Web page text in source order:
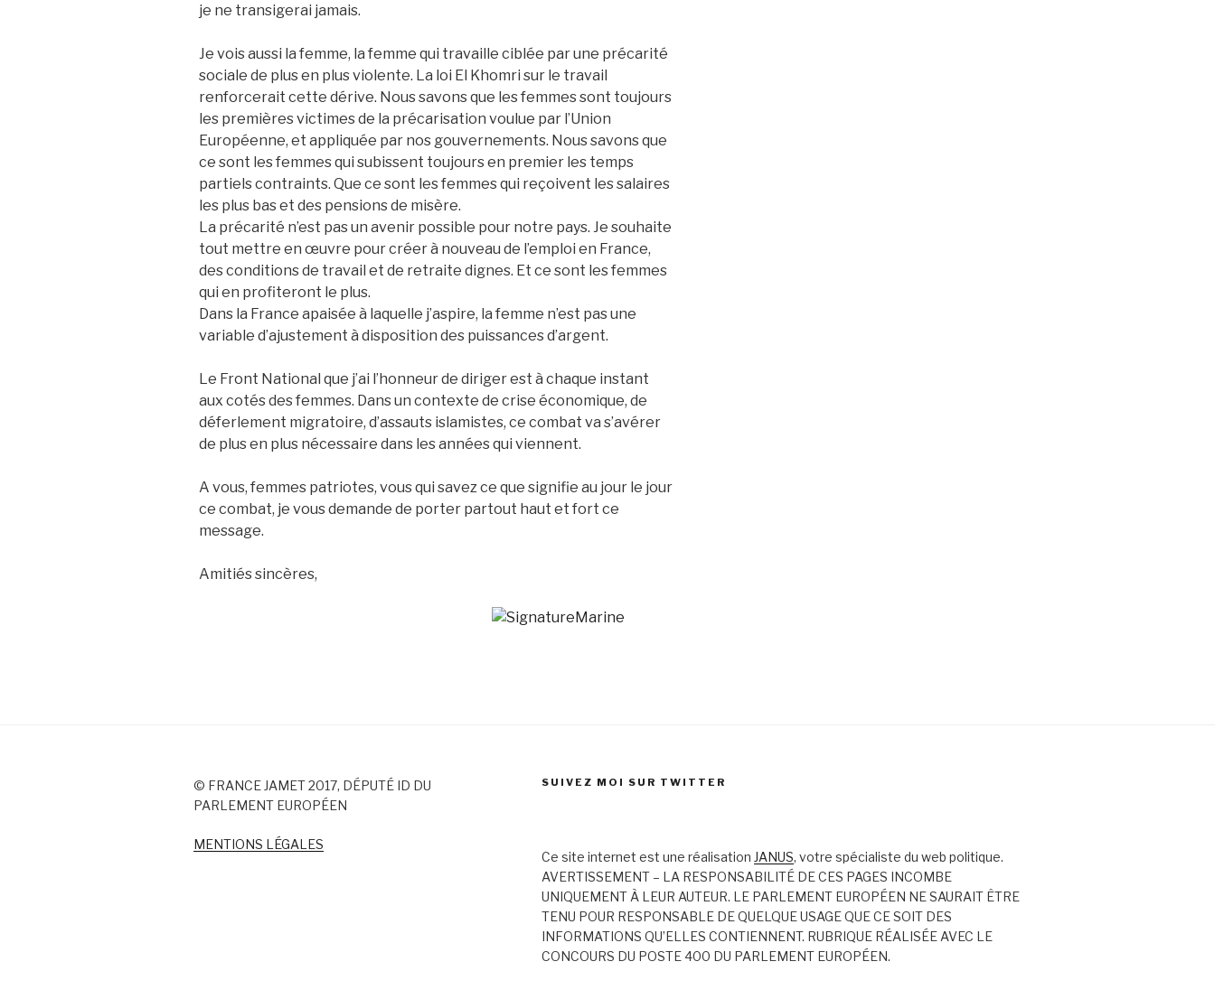
je ne transigerai jamais.
Je vois aussi la femme, la femme qui travaille ciblée par une précarité
sociale de plus en plus violente. La loi El Khomri sur le travail
renforcerait cette dérive. Nous savons que les femmes sont toujours
les premières victimes de la précarisation voulue par l’Union
Européenne, et appliquée par nos gouvernements. Nous savons que
ce sont les femmes qui subissent toujours en premier les temps
partiels contraints. Que ce sont les femmes qui reçoivent les salaires
les plus bas et des pensions de misère.
La précarité n’est pas un avenir possible pour notre pays. Je souhaite
tout mettre en œuvre pour créer à nouveau de l’emploi en France,
des conditions de travail et de retraite dignes. Et ce sont les femmes
qui en profiteront le plus.
Dans la France apaisée à laquelle j’aspire, la femme n’est pas une
variable d’ajustement à disposition des puissances d’argent.
Le Front National que j’ai l’honneur de diriger est à chaque instant
aux cotés des femmes. Dans un contexte de crise économique, de
déferlement migratoire, d’assauts islamistes, ce combat va s’avérer
de plus en plus nécessaire dans les années qui viennent.
A vous, femmes patriotes, vous qui savez ce que signifie au jour le jour
ce combat, je vous demande de porter partout haut et fort ce
message.
Amitiés sincères,
© FRANCE JAMET 2017, DÉPUTÉ ID DU
PARLEMENT EUROPÉEN
MENTIONS LÉGALES
SUIVEZ MOI SUR TWITTER
Ce site internet est une réalisation JANUS, votre spécialiste du web politique.
AVERTISSEMENT – LA RESPONSABILITÉ DE CES PAGES INCOMBE
UNIQUEMENT À LEUR AUTEUR. LE PARLEMENT EUROPÉEN NE SAURAIT ÊTRE
TENU POUR RESPONSABLE DE QUELQUE USAGE QUE CE SOIT DES
INFORMATIONS QU’ELLES CONTIENNENT. RUBRIQUE RÉALISÉE AVEC LE
CONCOURS DU POSTE 400 DU PARLEMENT EUROPÉEN.